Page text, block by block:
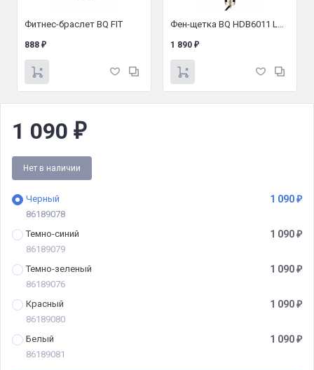
Фитнес-браслет BQ FIT
888 ₽ 1 890 ₽
1 090 ₽
Нет в наличии
1 090 ₽
Черный
86189078
1 090 ₽
Темно-синий
86189079
1 090 ₽
Темно-зеленый
86189076
1 090 ₽
Красный
86189080
1 090 ₽
Белый
86189081